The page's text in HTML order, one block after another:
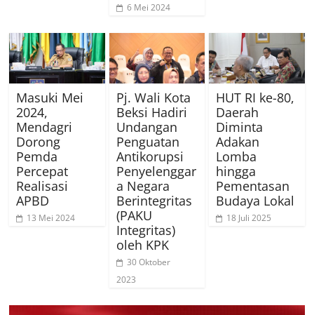
6 Mei 2024
Masuki Mei
2024,
Mendagri
Dorong
Pemda
Percepat
Realisasi
APBD
13 Mei 2024
Pj. Wali Kota
Beksi Hadiri
Undangan
Penguatan
Antikorupsi
Penyelenggar
a Negara
Berintegritas
(PAKU
Integritas)
oleh KPK
30 Oktober
2023
HUT RI ke-80,
Daerah
Diminta
Adakan
Lomba
hingga
Pementasan
Budaya Lokal
18 Juli 2025